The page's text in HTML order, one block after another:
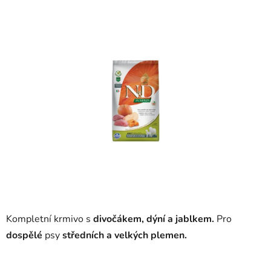
Kompletní krmivo s divočákem, dýní a jablkem. Pro
dospělé psystředních a velkých plemen.